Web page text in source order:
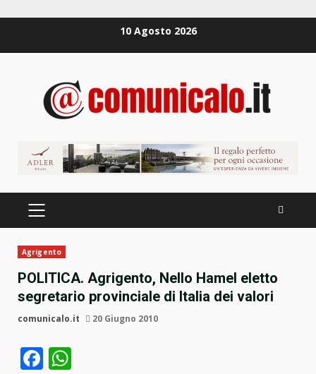
10 Agosto 2026
PRIMÄRES
MENÜ
Agrigento
POLITICA. Agrigento, Nello Hamel eletto
segretario provinciale di Italia dei valori
comunicalo.it 20 Giugno 2010
Facebook